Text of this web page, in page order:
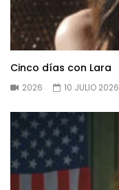
Cinco días con Lara
2026 10 JULIO 2026